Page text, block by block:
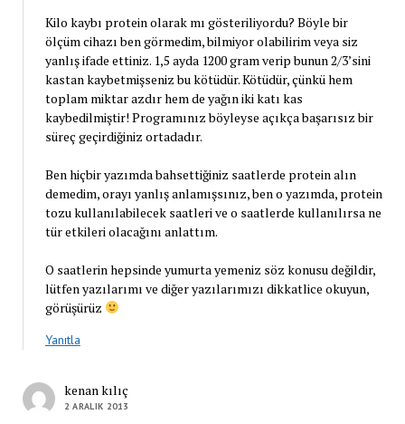
Kilo kaybı protein olarak mı gösteriliyordu? Böyle bir
ölçüm cihazı ben görmedim, bilmiyor olabilirim veya siz
yanlış ifade ettiniz. 1,5 ayda 1200 gram verip bunun 2/3’sini
kastan kaybetmişseniz bu kötüdür. Kötüdür, çünkü hem
toplam miktar azdır hem de yağın iki katı kas
kaybedilmiştir! Programınız böyleyse açıkça başarısız bir
süreç geçirdiğiniz ortadadır.
Ben hiçbir yazımda bahsettiğiniz saatlerde protein alın
demedim, orayı yanlış anlamışsınız, ben o yazımda, protein
tozu kullanılabilecek saatleri ve o saatlerde kullanılırsa ne
tür etkileri olacağını anlattım.
O saatlerin hepsinde yumurta yemeniz söz konusu değildir,
lütfen yazılarımı ve diğer yazılarımızı dikkatlice okuyun,
görüşürüz
Yanıtla
kenan kılıç
2 ARALIK 2013